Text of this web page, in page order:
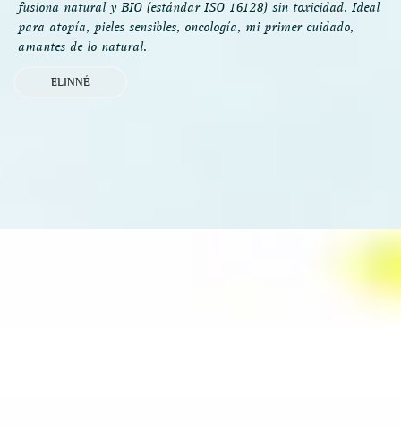
fusiona natural y BIO (estándar ISO 16128) sin toxicidad. Ideal
para atopía, pieles sensibles, oncología, mi primer cuidado,
amantes de lo natural.
ELINNÉ